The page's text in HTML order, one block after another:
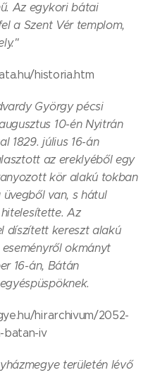
Az egykori bátai
a Szent Vér templom,
."
historia.htm
György pécsi
10-én Nyitrán
1829. július 16-án
az ereklyéből egy
kör alakú tokban
van, s hátul
Az
díszített kereszt alakú
okmányt
16-án, Bátán
hirarchivum/2052-
batan-iv
területén lévő